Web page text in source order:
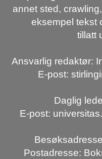
annet sted,
eksempel tekst
tillatt
Ansvarlig redaktør:
E-post:
Daglig
E-post:
Postadresse: